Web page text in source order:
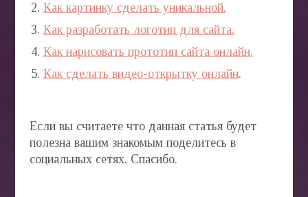
Как картинку сделать уникальной.
Как разработать логотип для сайта.
Как нарисовать прототип сайта онлайн.
Как сделать видео-открытку онлайн.
Если вы считаете что данная статья будет
полезна вашим знакомым поделитесь в
социальных сетях. Спасибо.